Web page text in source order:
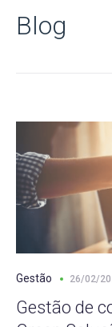
Blog
Gestão 26/02/
Gestão de